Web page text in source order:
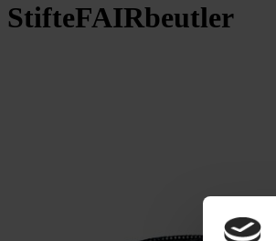
StifteFAIRbeutler